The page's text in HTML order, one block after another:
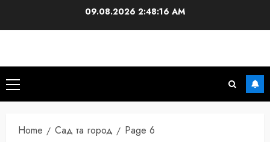
09.08.20262:48:18 AM
Primary
Menu
Home Сад та город Page 6